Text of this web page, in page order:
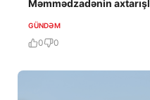
Məmmədzadənin
GÜNDƏM
0 0